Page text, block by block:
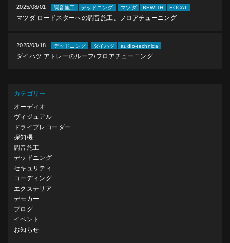
カテゴリー
オーディオ
ヴィジュアル
ドライブレコーダー
探知機
調音施工
デッドニング
セキュリティ
コーディング
エクステリア
デモカー
ブログ
イベント
お知らせ
2025/08/01 調音施工 デッドニング マツダ BEWITH FOCAL
マツダ ロードスターへの調音施工、フロアチューニング
2025/03/18 デッドニング ダイハツ audio-technica
ダイハツ アトレーのルーフ/フロアチューニング